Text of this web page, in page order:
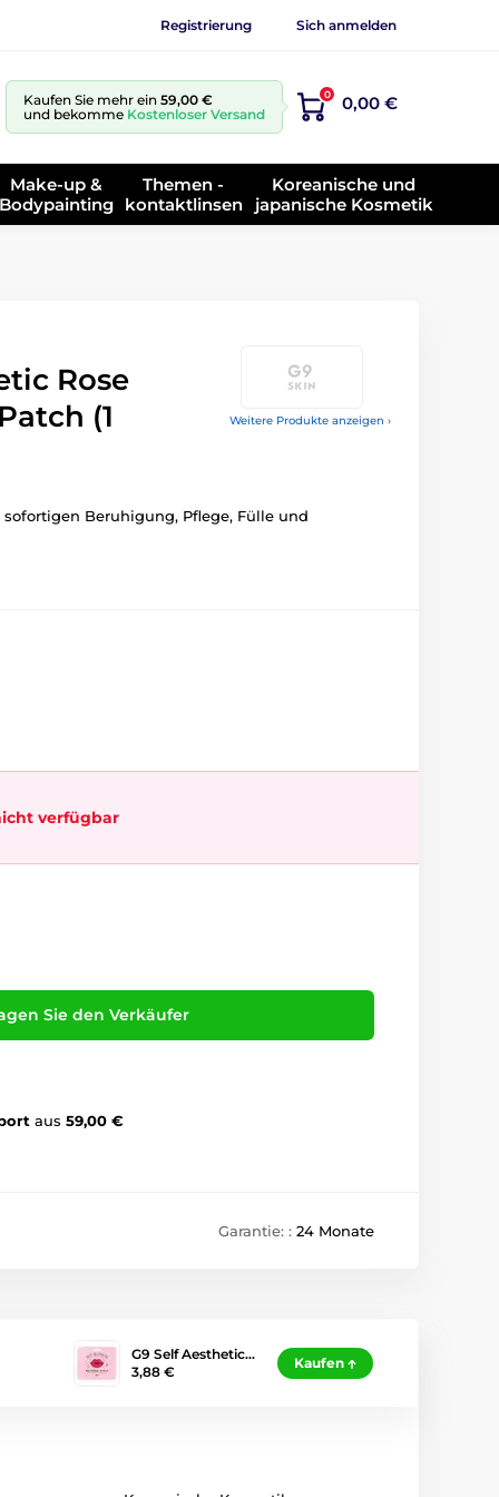
Registrierung Sich anmelden
Kaufen Sie mehr ein 59,00 €
und bekomme Kostenloser Versand
0 0,00 €
Make-up &
Bodypainting
Themen -
kontaktlinsen
Koreanische und
japanische Kosmetik
Weitere Produkte anzeigen ›
Rose
(1
Beruhigung, Pflege, Fülle und
verfügbar
Sie den Verkäufer
aus 59,00 €
Garantie: : 24 Monate
G9 Self Aesthetic…
3,88 €
Kaufen